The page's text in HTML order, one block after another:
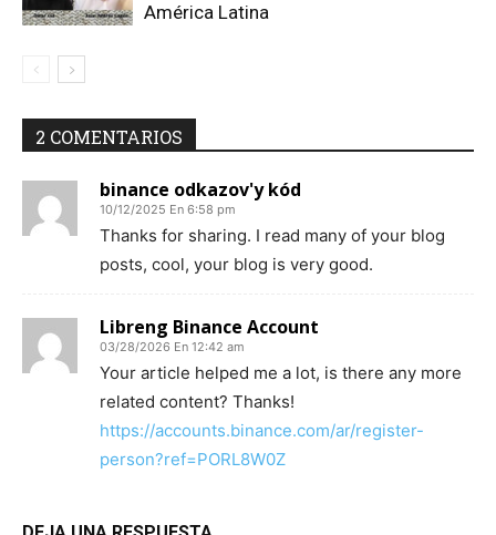
América Latina
2 COMENTARIOS
binance odkazov'y kód
10/12/2025 En 6:58 pm
Thanks for sharing. I read many of your blog
posts, cool, your blog is very good.
Libreng Binance Account
03/28/2026 En 12:42 am
Your article helped me a lot, is there any more
related content? Thanks!
https://accounts.binance.com/ar/register-
person?ref=PORL8W0Z